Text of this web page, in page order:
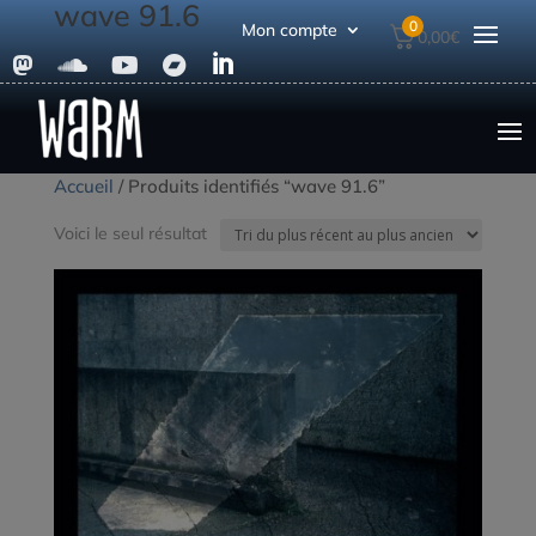
Mon compte 00,00€
    
Accueil / Produits identifiés “wave 91.6”
wave 91.6
Voici le seul résultat